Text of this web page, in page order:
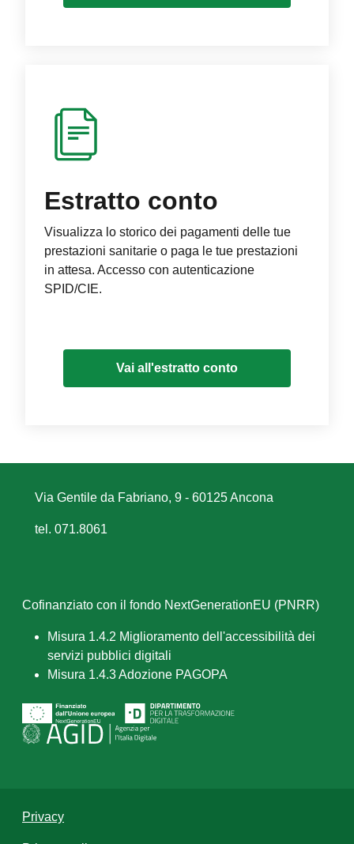
Estratto conto
Visualizza lo storico dei pagamenti delle tue
prestazioni sanitarie o paga le tue prestazioni
in attesa. Accesso con autenticazione
SPID/CIE.
Vai all'estratto conto
Via Gentile da Fabriano, 9 - 60125 Ancona
tel. 071.8061
Cofinanziato con il fondo NextGenerationEU (PNRR)
Misura 1.4.2 Miglioramento dell'accessibilità dei
servizi pubblici digitali
Misura 1.4.3 Adozione PAGOPA
Privacy